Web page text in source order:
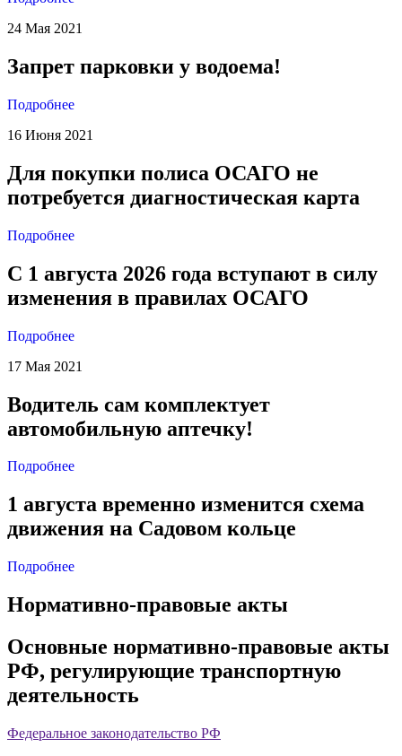
24 Мая 2021
Запрет парковки у водоема!
Подробнее
16 Июня 2021
Для покупки полиса ОСАГО не
потребуется диагностическая карта
Подробнее
С 1 августа 2026 года вступают в силу
изменения в правилах ОСАГО
Подробнее
17 Мая 2021
Водитель сам комплектует
автомобильную аптечку!
Подробнее
1 августа временно изменится схема
движения на Садовом кольце
Подробнее
Нормативно-правовые акты
Основные нормативно-правовые акты
РФ, регулирующие транспортную
деятельность
Федеральное законодательство РФ